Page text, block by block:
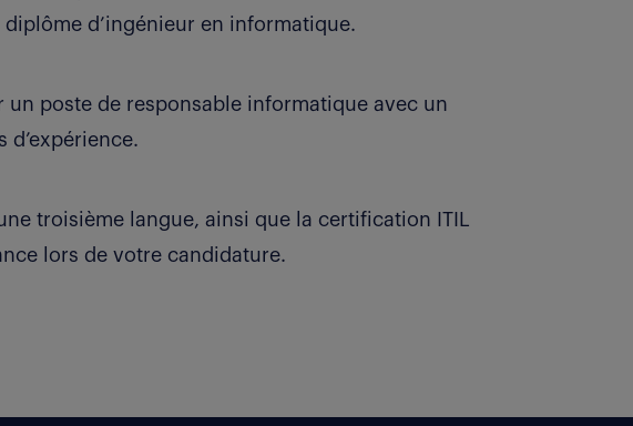
d’ingénieur en informatique.
poste de responsable informatique avec un
d’expérience.
troisième langue, ainsi que la certification ITIL
lors de votre candidature.